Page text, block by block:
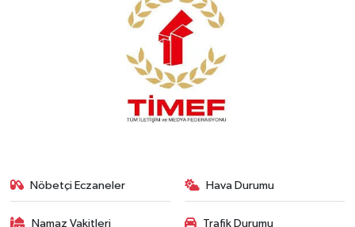
Nöbetçi Eczaneler Hava Durumu
Namaz Vakitleri Trafik Durumu